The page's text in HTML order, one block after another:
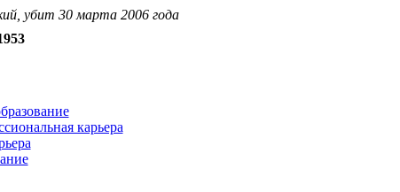
убит 30 марта 2006 года
карьера